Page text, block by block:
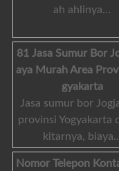
ah ahlinya…
81 Jasa Sumur Bor
aya Murah Area
gyakarta
Jasa sumur bor
provinsi Yogyakarta
kitarnya,
Nomor Telepon